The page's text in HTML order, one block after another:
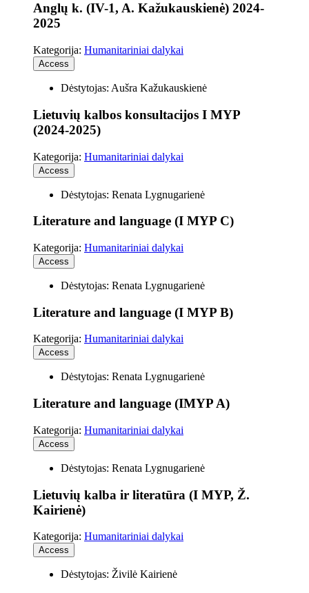
Anglų k. (IV-1, A. Kažukauskienė) 2024-
2025
Kategorija: Humanitariniai dalykai
Access
Dėstytojas: Aušra Kažukauskienė
Lietuvių kalbos konsultacijos I MYP
(2024-2025)
Kategorija: Humanitariniai dalykai
Access
Dėstytojas: Renata Lygnugarienė
Literature and language (I MYP C)
Kategorija: Humanitariniai dalykai
Access
Dėstytojas: Renata Lygnugarienė
Literature and language (I MYP B)
Kategorija: Humanitariniai dalykai
Access
Dėstytojas: Renata Lygnugarienė
Literature and language (IMYP A)
Kategorija: Humanitariniai dalykai
Access
Dėstytojas: Renata Lygnugarienė
Lietuvių kalba ir literatūra (I MYP, Ž.
Kairienė)
Kategorija: Humanitariniai dalykai
Access
Dėstytojas: Živilė Kairienė